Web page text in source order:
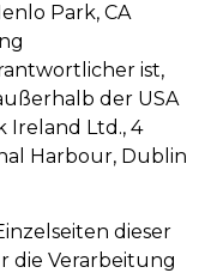
Park, CA
ist,
der USA
Ireland Ltd., 4
Harbour, Dublin
dieser
die Verarbeitung